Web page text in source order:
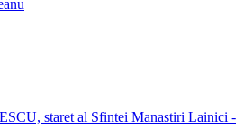
staret al Sfintei Manastiri Lainici -